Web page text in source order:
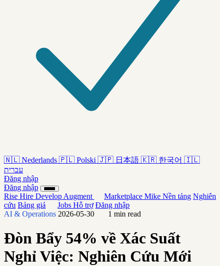
🇳🇱 Nederlands 🇵🇱 Polski 🇯🇵 日本語 🇰🇷 한국어 🇮🇱
עברית
Đăng nhập
Đăng nhập
Rise Hire Develop Augment Marketplace Mike Nền tảng Nghiên
cứu Bảng giá Jobs Hỗ trợ Đăng nhập
AI & Operations 2026-05-30 1 min read
Đòn Bẩy 54% về Xác Suất
Nghỉ Việc: Nghiên Cứu Mới